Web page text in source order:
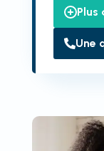
Plus
Une